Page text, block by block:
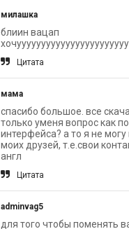
милашка
блиин вацап
Цитата
мама
спасибо большое. все
только уменя вопрос как
интерфейса? а то я не
моих друзей, т.е.свои
англ
Цитата
adminvag5
для того чтобы поменять